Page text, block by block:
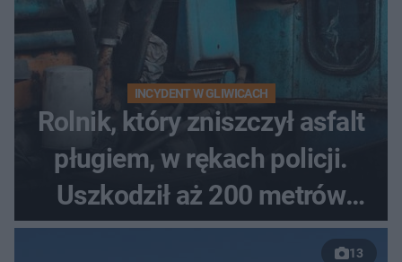
INCYDENT W GLIWICACH
Rolnik, który zniszczył asfalt
pługiem, w rękach policji.
Uszkodził aż 200 metrów
nowej drogi
13